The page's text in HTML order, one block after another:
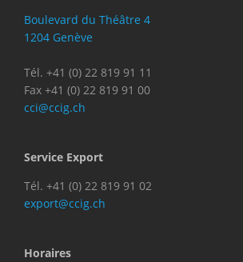
Boulevard du Théâtre 4
1204 Genève
Tél. +41 (0) 22 819 91 11
Fax +41 (0) 22 819 91 00
cci@ccig.ch
Service Export
Tél. +41 (0) 22 819 91 02
export@ccig.ch
Horaires